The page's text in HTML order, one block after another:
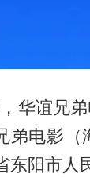
华谊兄
弟电影（
阳市人